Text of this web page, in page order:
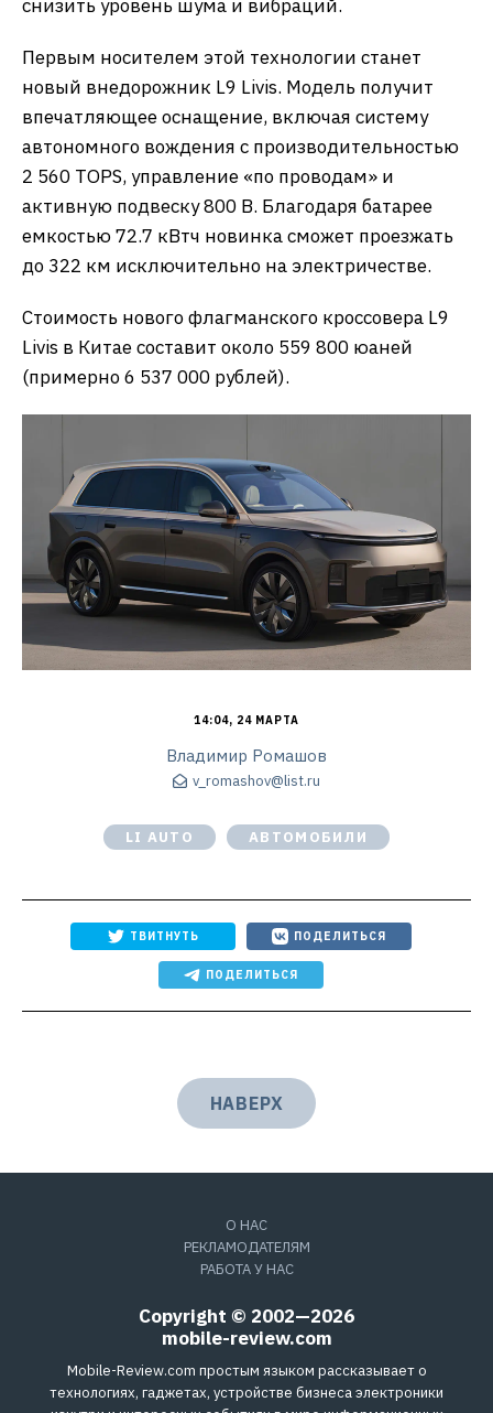
снизить уровень шума и вибраций.
​Первым носителем этой технологии станет
новый внедорожник L9 Livis. Модель получит
впечатляющее оснащение, включая систему
автономного вождения с производительностью
2 560 TOPS, управление «по проводам» и
активную подвеску 800 В. Благодаря батарее
емкостью 72.7 кВтч новинка сможет проезжать
до 322 км исключительно на электричестве.
​Стоимость нового флагманского кроссовера L9
Livis в Китае составит около 559 800 юаней
(примерно 6 537 000 рублей).
14:04, 24 МАРТА
Владимир Ромашов
v_romashov@list.ru
LI AUTO АВТОМОБИЛИ
ТВИТНУТЬ ПОДЕЛИТЬСЯ
ПОДЕЛИТЬСЯ
НАВЕРХ
О НАС
РЕКЛАМОДАТЕЛЯМ
РАБОТА У НАС
Copyright © 2002—2026
mobile-review.com
Mobile-Review.com простым языком рассказывает о
технологиях, гаджетах, устройстве бизнеса электроники